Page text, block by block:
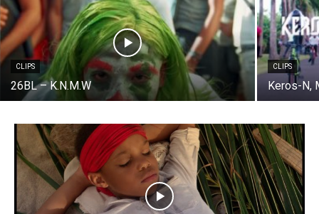
CLIPS
26BL – K.N.M.W
CLIPS
Keros-N,